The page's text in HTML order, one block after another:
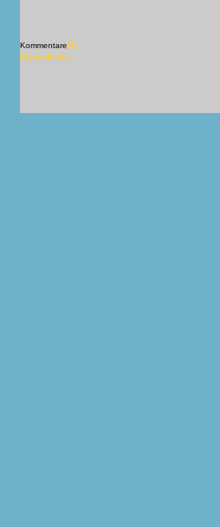
Kommentare[X]
[X] schließen